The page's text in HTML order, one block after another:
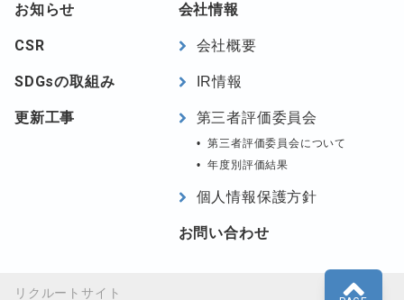
お知らせ
CSR
SDGsの取組み
更新工事
会社情報
会社概要
IR情報
第三者評価委員会
第三者評価委員会について
年度別評価結果
個人情報保護方針
お問い合わせ
リクルートサイト